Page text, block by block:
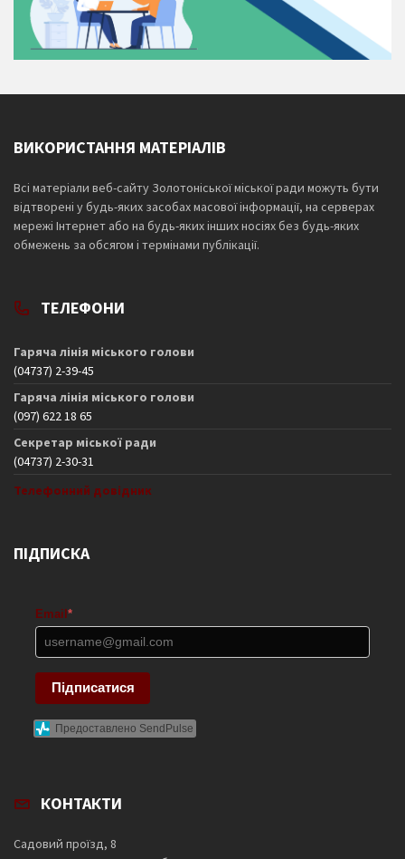
ВИКОРИСТАННЯ МАТЕРІАЛІВ
Всі матеріали веб-сайту Золотоніської міської ради можуть бути
відтворені у будь-яких засобах масової інформації, на серверах
мережі Інтернет або на будь-яких інших носіях без будь-яких
обмежень за обсягом і термінами публікації.
ТЕЛЕФОНИ
Гаряча лінія міського голови
(04737) 2-39-45
Гаряча лінія міського голови
(097) 622 18 65
Секретар міської ради
(04737) 2-30-31
Телефонний довідник
ПІДПИСКА
Email *
Підписатися
Предоставлено SendPulse
КОНТАКТИ
Садовий проїзд, 8